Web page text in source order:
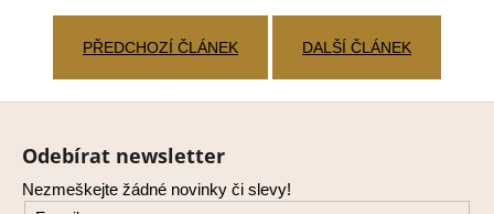
PŘEDCHOZÍ ČLÁNEK DALŠÍ ČLÁNEK
Z
Odebírat newsletter
Nezmeškejte žádné novinky či slevy!